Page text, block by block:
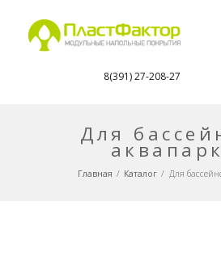
8(391) 27-208-27
Для
Главная Каталог Для